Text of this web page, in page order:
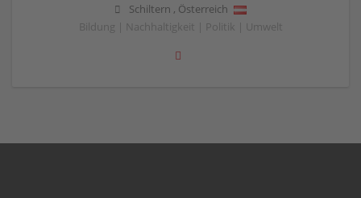
Schiltern , Österreich
Bildung | Nachhaltigkeit | Politik | Umwelt